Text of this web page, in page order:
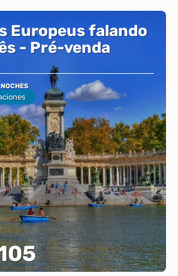
Europeus falando
- Pré-venda